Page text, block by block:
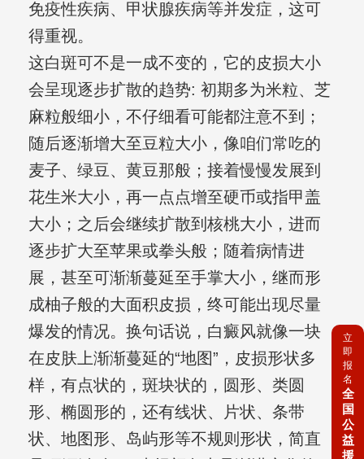
免疫性疾病、甲状腺疾病等并发症，这可
得重视。
这白斑可不是一成不变的，它的皮损大小
会呈现逐步扩散的趋势: 初期多为米粒、芝
麻粒般细小，不仔细看可能都注意不到；
随后逐渐增大至豆粒大小，像咱们常吃的
麦子、绿豆、黄豆那般；接着慢慢发展到
花生米大小，再一点点增至硬币或指甲盖
大小；之后会继续扩散到核桃大小，进而
逐步扩大至苹果或拳头般；随着病情进
展，甚至可渐渐蔓延至手掌大小，继而形
成柚子般的大面积皮损，终可能出现尽量
爆发的情况。换句话说，白癜风就像一块
在皮肤上渐渐蔓延的“地图”，皮损形状多
样，有点状的，斑块状的，圆形、类圆
形、椭圆形的，还有线状、片状、条带
状、地图形、岛屿形等不规则形状，简直
立
即
报
名
全
国
公
益
援